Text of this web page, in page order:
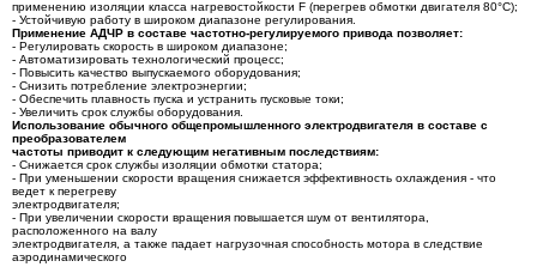
применению изоляции класса нагревостойкости F (перегрев обмотки двигателя 80°C);
- Устойчивую работу в широком диапазоне регулирования.
Применение АДЧР в составе частотно-регулируемого привода позволяет:
- Регулировать скорость в широком диапазоне;
- Автоматизировать технологический процесс;
- Повысить качество выпускаемого оборудования;
- Снизить потребление электроэнергии;
- Обеспечить плавность пуска и устранить пусковые токи;
- Увеличить срок службы оборудования.
Использование обычного общепромышленного электродвигателя в составе с
преобразователем
частоты приводит к следующим негативным последствиям:
- Снижается срок службы изоляции обмотки статора;
- При уменьшении скорости вращения снижается эффективность охлаждения - что
ведет к перегреву
электродвигателя;
- При увеличении скорости вращения повышается шум от вентилятора,
расположенного на валу
электродвигателя, а также падает нагрузочная способность мотора в следствие
аэродинамического